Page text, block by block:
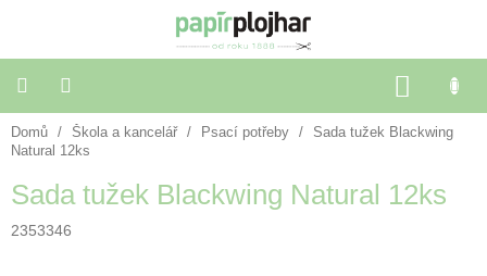
KOŠÍK
Balení
dárků
Dekorace
a
doplňky
Domů / Škola a kancelář / Psací potřeby /
Sada tužek Blackwing
Natural 12ks
Sada tužek Blackwing Natural 12ks
2353346